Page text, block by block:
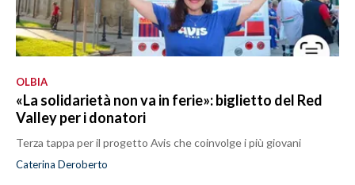
OLBIA
«La solidarietà non va in ferie»: biglietto del Red
Valley per i donatori
Terza tappa per il progetto Avis che coinvolge i più giovani
Caterina Deroberto